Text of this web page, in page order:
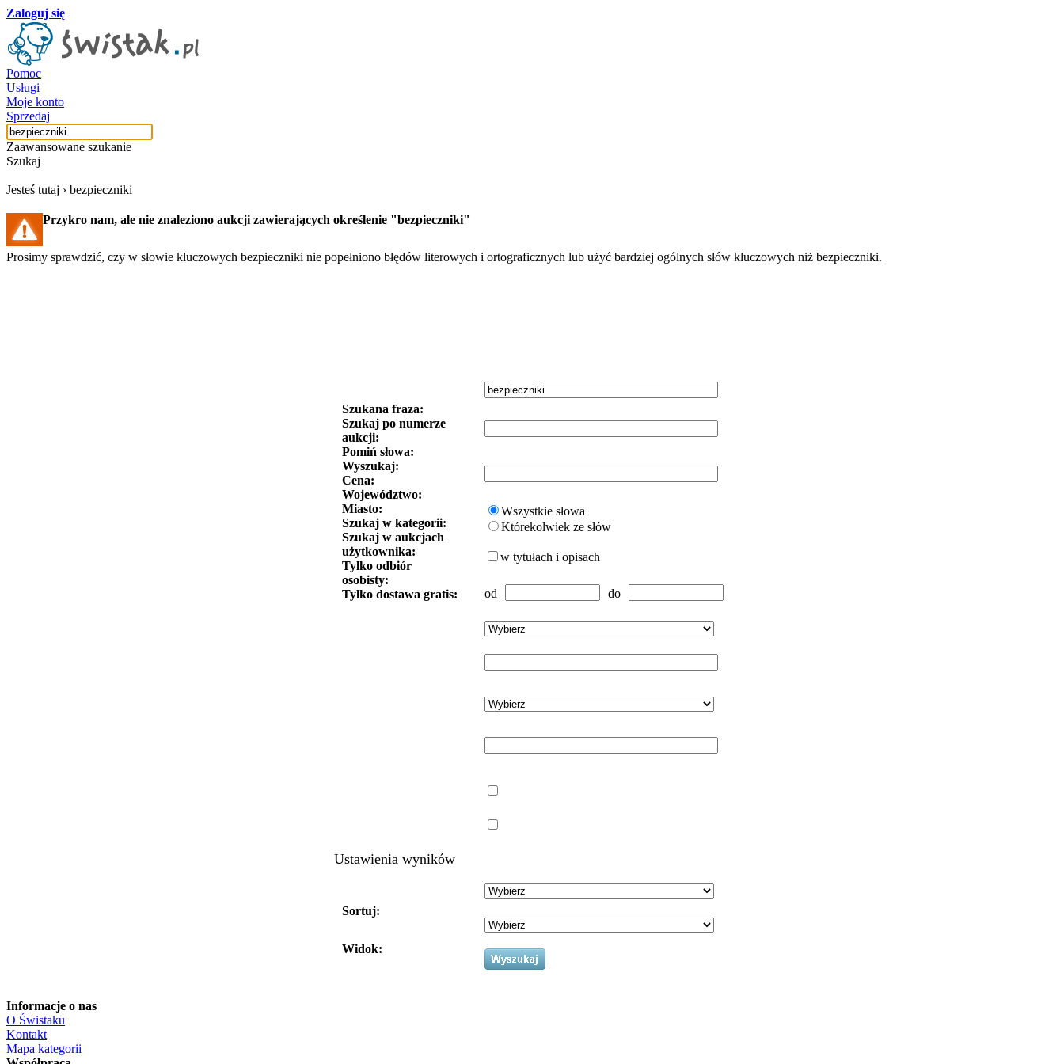
Zaloguj się
Pomoc
Usługi
Moje konto
Sprzedaj
Zaawansowane szukanie
Szukaj
Jesteś tutaj › bezpieczniki
Przykro nam, ale nie znaleziono aukcji zawierających określenie "bezpieczniki"
Prosimy sprawdzić, czy w słowie kluczowych bezpieczniki nie popełniono błędów literowych i ortograficznych lub użyć bardziej ogólnych słów kluczowych niż bezpieczniki.
Szukana fraza:
Szukaj po numerze
aukcji:
Pomiń słowa:
Wyszukaj:
Cena:
Województwo:
Miasto:
Szukaj w kategorii:
Szukaj w aukcjach
użytkownika:
Tylko odbiór
osobisty:
Tylko dostawa gratis:
Wszystkie słowa
Którekolwiek ze słów
w tytułach i opisach
od do
Ustawienia wyników
Sortuj:
Widok:
Informacje o nas
O Świstaku
Kontakt
Mapa kategorii